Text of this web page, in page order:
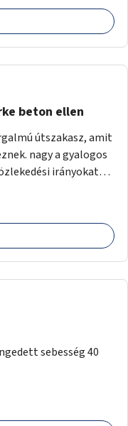
beton ellen
útszakasz, amit
nagy a gyalogos
irányokat
esetleg
mind az 500m-en.
sebesség 40